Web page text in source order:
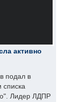
активно
подал в
списка
Лидер ЛДПР